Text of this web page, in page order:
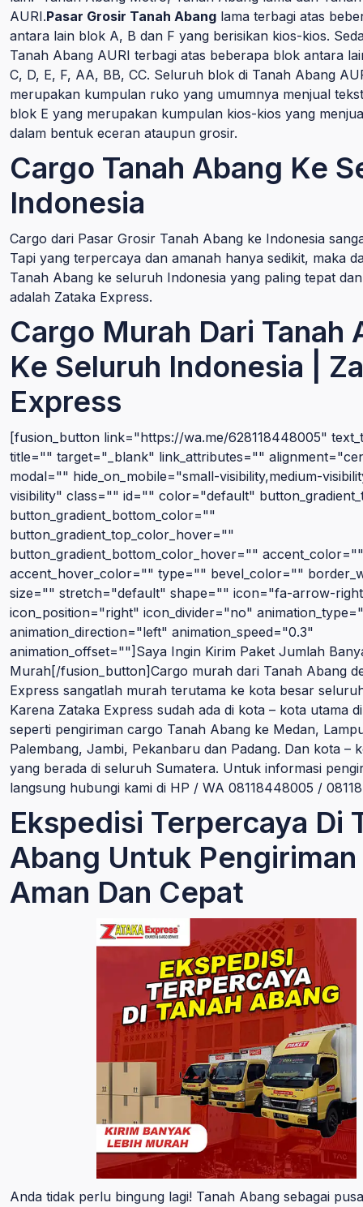
AURI.Pasar Grosir Tanah Abang lama terbagi atas
antara lain blok A, B dan F yang berisikan kios-kios.
Tanah Abang AURI terbagi atas beberapa blok antara
C, D, E, F, AA, BB, CC. Seluruh blok di Tanah Abang
merupakan kumpulan ruko yang umumnya menjual
blok E yang merupakan kumpulan kios-kios yang
dalam bentuk eceran ataupun grosir.
Cargo Tanah Abang Ke
Indonesia
Cargo dari Pasar Grosir Tanah Abang ke Indonesia
Tapi yang terpercaya dan amanah hanya sedikit, maka
Tanah Abang ke seluruh Indonesia yang paling tepat
adalah Zataka Express.
Cargo Murah Dari Tanah
Ke Seluruh Indonesia |
Express
[fusion_button link="https://wa.me/628118448005"
title="" target="_blank" link_attributes=""
modal="" hide_on_mobile="small-visibility,medium-
visibility" class="" id="" color="default"
button_gradient_bottom_color=""
button_gradient_top_color_hover=""
button_gradient_bottom_color_hover="" accent_color=""
accent_hover_color="" type="" bevel_color=""
size="" stretch="default" shape="" icon="fa-arrow-
icon_position="right" icon_divider="no"
animation_direction="left" animation_speed="0.3"
animation_offset=""]Saya Ingin Kirim Paket Jumlah
Murah[/fusion_button]Cargo murah dari Tanah Abang
Express sangatlah murah terutama ke kota besar
Karena Zataka Express sudah ada di kota – kota utama
seperti pengiriman cargo Tanah Abang ke Medan,
Palembang, Jambi, Pekanbaru dan Padang. Dan kota –
yang berada di seluruh Sumatera. Untuk informasi
langsung hubungi kami di HP / WA 08118448005 /
Ekspedisi Terpercaya Di
Abang Untuk Pengiriman
Aman Dan Cepat
Anda tidak perlu bingung lagi! Tanah Abang sebagai